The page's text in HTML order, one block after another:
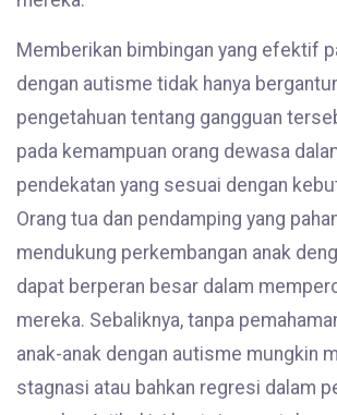
Memberikan bimbingan yang efektif
dengan autisme tidak hanya
pengetahuan tentang gangguan
pada kemampuan orang dewasa
pendekatan yang sesuai dengan
Orang tua dan pendamping yang
mendukung perkembangan anak
dapat berperan besar dalam
mereka. Sebaliknya, tanpa
anak-anak dengan autisme mungkin
stagnasi atau bahkan regresi dalam